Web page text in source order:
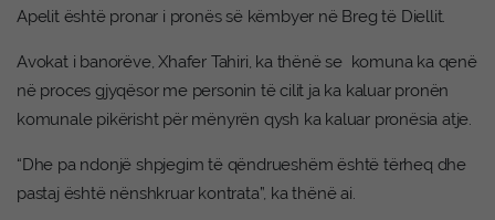
Apelit është pronar i pronës së këmbyer në Breg të Diellit.
Avokat i banorëve, Xhafer Tahiri, ka thënë se komuna ka qenë
në proces gjyqësor me personin të cilit ja ka kaluar pronën
komunale pikërisht për mënyrën qysh ka kaluar pronësia atje.
“Dhe pa ndonjë shpjegim të qëndrueshëm është tërheq dhe
pastaj është nënshkruar kontrata”, ka thënë ai.